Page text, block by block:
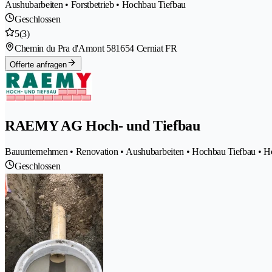
Aushubarbeiten • Forstbetrieb • Hochbau Tiefbau
Geschlossen
5(3)
Chemin du Pra d'Amont 581654 Cerniat FR
Offerte anfragen
RAEMY AG Hoch- und Tiefbau
Bauunternehmen • Renovation • Aushubarbeiten • Hochbau Tiefbau •
Geschlossen